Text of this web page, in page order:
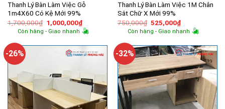
Thanh Lý Bàn Làm Việc Gỗ
1m4X60 Có Kệ Mới 99%
1,700,000₫ Giá
gốc
là:
1,000,000₫Giá
hiện
tại
1,000,000₫.
Còn hàng - Giao nhanh
Thanh Lý Bàn Làm Việc 1M Chân
Sắt Chữ X Mới 99%
750,000₫ Giá
gốc
là:
525,000₫Giá
hiện
tại
525,000₫.
Còn hàng - Giao nhanh
-26% -32%